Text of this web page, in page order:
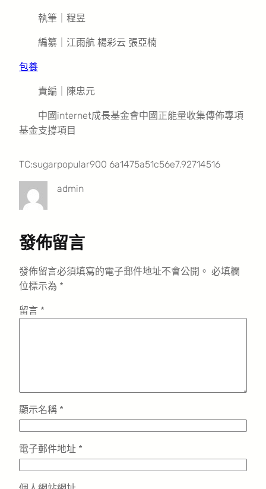
執筆｜程昱
編纂｜江雨航 楊彩云 張亞楠
包養
責編｜陳忠元
中國internet成長基金會中國正能量收集傳佈專項
基金支撐項目
TC:sugarpopular900 6a1475a51c56e7.92714516
admin
發佈留言
發佈留言必須填寫的電子郵件地址不會公開。 必填欄
位標示為 *
留言 *
顯示名稱 *
電子郵件地址 *